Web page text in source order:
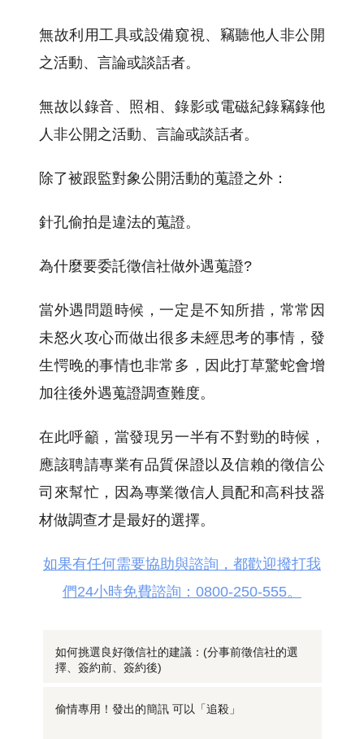
無故利用工具或設備窺視、竊聽他人非公開
之活動、言論或談話者。
無故以錄音、照相、錄影或電磁紀錄竊錄他
人非公開之活動、言論或談話者。
除了被跟監對象公開活動的蒐證之外：
針孔偷拍是違法的蒐證。
為什麼要委託徵信社做外遇蒐證?
當外遇問題時候，一定是不知所措，常常因
未怒火攻心而做出很多未經思考的事情，發
生愕晚的事情也非常多，因此打草驚蛇會增
加往後外遇蒐證調查難度。
在此呼籲，當發現另一半有不對勁的時候，
應該聘請專業有品質保證以及信賴的徵信公
司來幫忙，因為專業徵信人員配和高科技器
材做調查才是最好的選擇。
如果有任何需要協助與諮詢，都歡迎撥打我
們24小時免費諮詢：0800-250-555。
如何挑選良好徵信社的建議：(分事前徵信社的選
擇、簽約前、簽約後)
偷情專用！發出的簡訊 可以「追殺」